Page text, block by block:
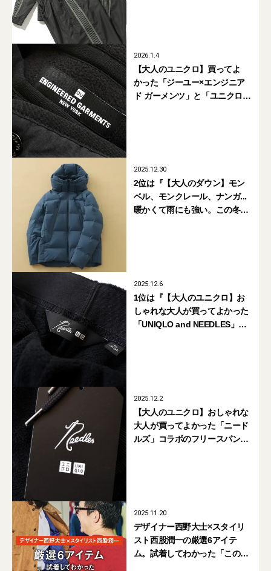
2026.1.4
【大人のユニクロ】買ってよ
かった「ジーユー×エンジニア
ド ガーメンツ」と「ユニクロ
2025.12.30
2位は『【大人のダウン】モン
ベル、モンクレール、ナンガ...
暖かくて雨にも強い。この冬選
2025.12.6
1位は『【大人のユニクロ】お
しゃれな大人が買ってよかった
「UNIQLO and NEEDLES」の
2025.12.2
【大人のユニクロ】おしゃれな
大人が買ってよかった「ニード
ルズ」コラボのフリースパンツ
2025.11.20
デザイナー西野大士×スタイリ
スト西股潤一の厳選6アイテ
ム。試着してわかった「このア